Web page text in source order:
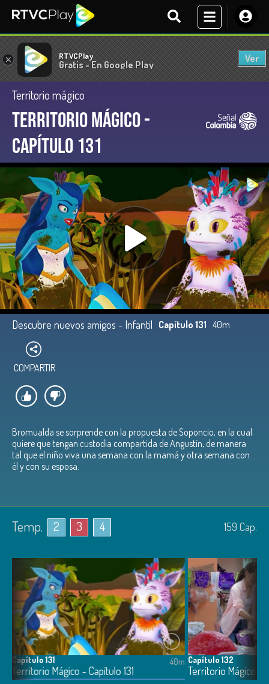
× RTVCPlay
Gratis - En Google Play
Ver
Territorio mágico
Territorio Mágico -
Capítulo 131
Descubre nuevos amigos - Infantil Capítulo 131 40m
COMPARTIR
Bromualda se sorprende con la propuesta de Soponcio, en la cual
quiere que tengan custodia compartida de Angustín, de manera
tal que el niño viva una semana con la mamá y otra semana con
él y con su esposa.
Temp. 2 3 4 159 Cap.
Capítulo 131
Territorio Mágico - Capítulo 131
40m Capítulo 132
Territorio Mágico -